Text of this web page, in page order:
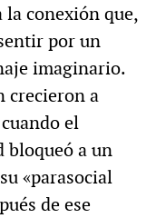
la conexión que,
por un
imaginario.
crecieron a
el
bloqueó a un
«parasocial
de ese